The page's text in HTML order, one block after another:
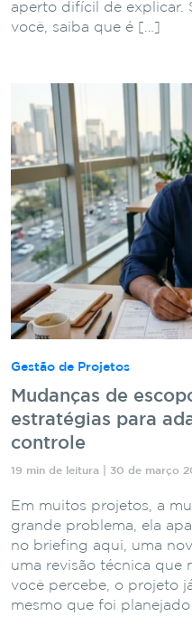
aperto difícil de explicar.
você, saiba que é […]
Gestão de Projetos
Mudanças de
estratégias para
controle
19 min de leitura | 30 de março
Em muitos projetos, a
grande problema, ela
no briefing aqui, uma
uma revisão técnica que
você percebe, o projeto
mesmo que foi